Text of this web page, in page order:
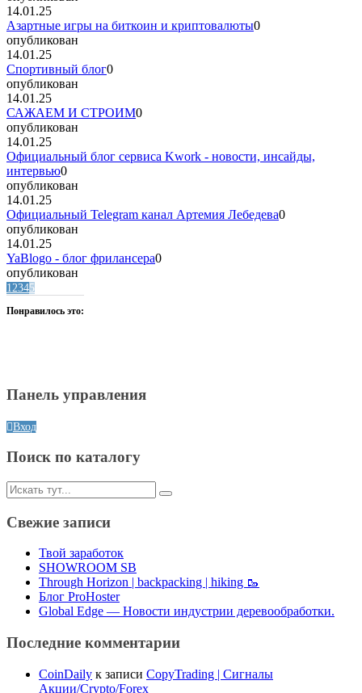
14.01.25
Азартные игры на биткоин и криптовалюты0
опубликован
14.01.25
Спортивный блог0
опубликован
14.01.25
САЖАЕМ И СТРОИМ0
опубликован
14.01.25
Официальный блог сервиса Kwork - новости, инсайды,
интервью0
опубликован
14.01.25
Официальный Telegram канал Артемия Лебедева0
опубликован
14.01.25
YaBlogo - блог фрилансера0
опубликован
12345
Понравилось это:
Панель управления
Вход
Поиск по каталогу
Искать:
Свежие записи
Твой заработок
SHOWROOM SB
Through Horizon | backpacking | hiking 🥾
Блог ProHoster
Global Edge — Новости индустрии деревообработки.
Последние комментарии
CoinDaily к записи CopyTrading | Сигналы
Акции/Crypto/Forex